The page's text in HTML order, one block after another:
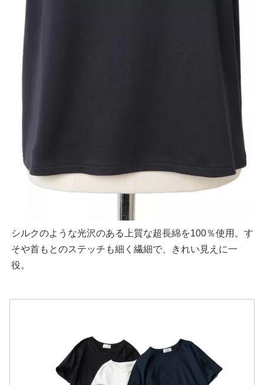
シルクのような光沢のある上質な超長綿を100％使用。す
そや首もとのステッチも細く繊細で、きれい見えに一
役。